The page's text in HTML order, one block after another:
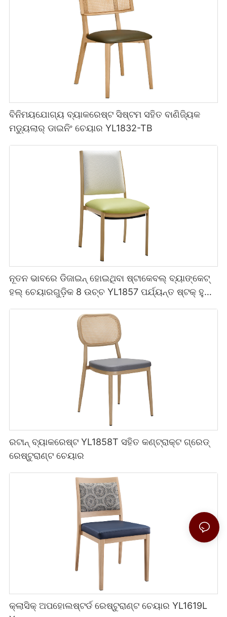
ବିନିମୟଯୋଗ୍ୟ ବ୍ୟାକରେଷ୍ଟ ସିଷ୍ଟମ ସହିତ ବାଣିଜ୍ୟିକ
ମଡ୍ୟୁଲାର୍ ଡାଇନିଂ ଚେୟାର YL1832-TB
ନୂତନ ଭାବରେ ଡିଜାଇନ୍ ହୋଇଥିବା ଷ୍ଟାକେବଲ୍ ବ୍ୟାଙ୍କେଟ୍
ହଲ୍ ଚେୟାରଗୁଡ଼ିକ 8 ଉଚ୍ଚ YL1857 ପର୍ଯ୍ୟନ୍ତ ଷ୍ଟକ୍ ହୁଏ
ରଟାନ୍ ବ୍ୟାକରେଷ୍ଟ YL1858T ସହିତ କଣ୍ଟ୍ରାକ୍ଟ ଗ୍ରେଡ୍
ରେଷ୍ଟୁରାଣ୍ଟ ଚେୟାର
କ୍ଲାସିକ୍ ଅପହୋଲଷ୍ଟର୍ଡ ରେଷ୍ଟୁରାଣ୍ଟ ଚେୟାର YL1619L